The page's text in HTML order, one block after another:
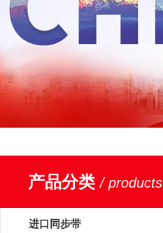
产品分类/ products
进口同步带